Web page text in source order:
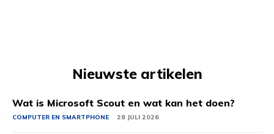
Nieuwste artikelen
Wat is Microsoft Scout en wat kan het doen?
COMPUTER EN SMARTPHONE 28 JULI 2026